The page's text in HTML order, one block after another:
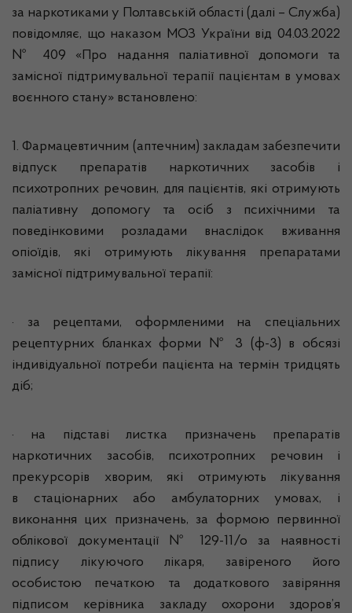
за наркотиками у Полтавській області (далі – Служба)
повідомляє, що наказом МОЗ України від 04.03.2022
№ 409 «Про надання паліативної допомоги та
замісної підтримувальної терапії пацієнтам в умовах
воєнного стану» встановлено:
1. Фармацевтичним (аптечним) закладам забезпечити
відпуск препаратів наркотичних засобів і
психотропних речовин, для пацієнтів, які отримують
паліативну допомогу та осіб з психічними та
поведінковими розладами внаслідок вживання
опіоїдів, які отримують лікування препаратами
замісної підтримувальної терапії:
· за рецептами, оформленими на спеціальних
рецептурних бланках форми № 3 (ф-3) в обсязі
індивідуальної потреби пацієнта на термін тридцять
діб;
· на підставі листка призначень препаратів
наркотичних засобів, психотропних речовин і
прекурсорів хворим, які отримують лікування
в стаціонарних або амбулаторних умовах, і
виконання цих призначень, за формою первинної
облікової документації № 129-11/о за наявності
підпису лікуючого лікаря, завіреного його
особистою печаткою та додаткового завіряння
підписом керівника закладу охорони здоров’я